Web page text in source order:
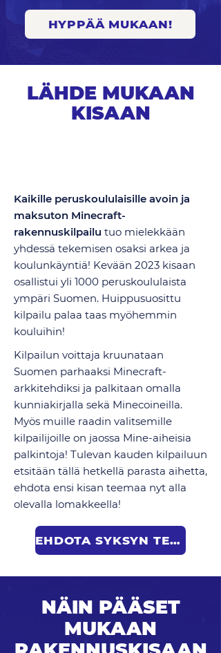
HYPPÄÄ MUKAAN!
LÄHDE MUKAAN
KISAAN
Kaikille peruskoululaisille avoin ja
maksuton Minecraft-
rakennuskilpailu tuo mielekkään
yhdessä tekemisen osaksi arkea ja
koulunkäyntiä! Kevään 2023 kisaan
osallistui yli 1000 peruskoululaista
ympäri Suomen. Huippusuosittu
kilpailu palaa taas myöhemmin
kouluihin!
Kilpailun voittaja kruunataan
Suomen parhaaksi Minecraft-
arkkitehdiksi ja palkitaan omalla
kunniakirjalla sekä Minecoineilla.
Myös muille raadin valitsemille
kilpailijoille on jaossa Mine-aiheisia
palkintoja! Tulevan kauden kilpailuun
etsitään tällä hetkellä parasta aihetta,
ehdota ensi kisan teemaa nyt alla
olevalla lomakkeella!
EHDOTA SYKSYN TEEMAA!
NÄIN PÄÄSET
MUKAAN